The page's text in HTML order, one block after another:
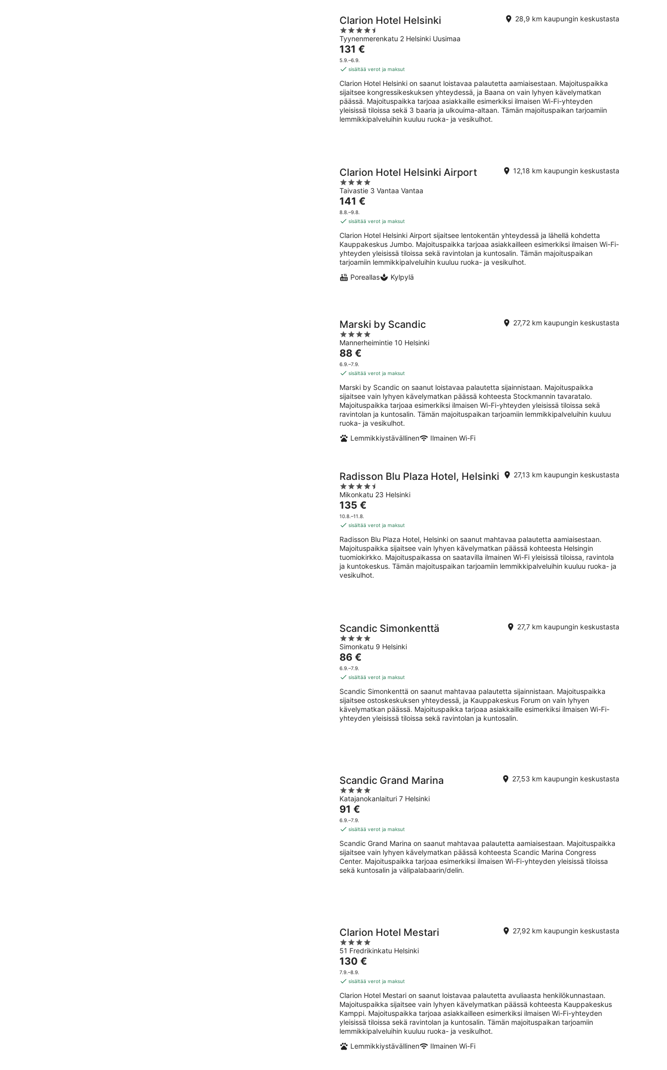
Clarion Hotel Helsinki
4.5
out
of
5
Tyynenmerenkatu 2 Helsinki Uusimaa
28,9 km kaupungin keskustasta
Hinta
on
131 €
yö
131 €
5.9.–6.9.
sisältää verot ja maksut
Clarion Hotel Helsinki on saanut loistavaa palautetta aamiaisestaan. Majoituspaikka
sijaitsee kongressikeskuksen yhteydessä, ja Baana on vain lyhyen kävelymatkan
päässä. Majoituspaikka tarjoaa asiakkaille esimerkiksi ilmaisen Wi-Fi-yhteyden
yleisissä tiloissa sekä 3 baaria ja ulkouima-altaan. Tämän majoituspaikan tarjoamiin
lemmikkipalveluihin kuuluu ruoka- ja vesikulhot.
Clarion Hotel Helsinki Airport
4
out
of
5
Taivastie 3 Vantaa Vantaa
12,18 km kaupungin keskustasta
Hinta
on
141 €
yö
141 €
8.8.–9.8.
sisältää verot ja maksut
Clarion Hotel Helsinki Airport sijaitsee lentokentän yhteydessä ja lähellä kohdetta
Kauppakeskus Jumbo. Majoituspaikka tarjoaa asiakkailleen esimerkiksi ilmaisen Wi-Fi-
yhteyden yleisissä tiloissa sekä ravintolan ja kuntosalin. Tämän majoituspaikan
tarjoamiin lemmikkipalveluihin kuuluu ruoka- ja vesikulhot.
Poreallas
Kylpylä
Marski by Scandic
4
out
of
5
Mannerheimintie 10 Helsinki
27,72 km kaupungin keskustasta
Hinta
on
88 €
yö
88 €
6.9.–7.9.
sisältää verot ja maksut
Marski by Scandic on saanut loistavaa palautetta sijainnistaan. Majoituspaikka
sijaitsee vain lyhyen kävelymatkan päässä kohteesta Stockmannin tavaratalo.
Majoituspaikka tarjoaa esimerkiksi ilmaisen Wi-Fi-yhteyden yleisissä tiloissa sekä
ravintolan ja kuntosalin. Tämän majoituspaikan tarjoamiin lemmikkipalveluihin kuuluu
ruoka- ja vesikulhot.
Lemmikkiystävällinen
Ilmainen Wi-Fi
Radisson Blu Plaza Hotel, Helsinki
4.5
out
of
5
Mikonkatu 23 Helsinki
27,13 km kaupungin keskustasta
Hinta
on
135 €
yö
135 €
10.8.–11.8.
sisältää verot ja maksut
Radisson Blu Plaza Hotel, Helsinki on saanut mahtavaa palautetta aamiaisestaan.
Majoituspaikka sijaitsee vain lyhyen kävelymatkan päässä kohteesta Helsingin
tuomiokirkko. Majoituspaikassa on saatavilla ilmainen Wi-Fi yleisissä tiloissa, ravintola
ja kuntokeskus. Tämän majoituspaikan tarjoamiin lemmikkipalveluihin kuuluu ruoka- ja
vesikulhot.
Scandic Simonkenttä
4
out
of
5
Simonkatu 9 Helsinki
27,7 km kaupungin keskustasta
Hinta
on
86 €
yö
86 €
6.9.–7.9.
sisältää verot ja maksut
Scandic Simonkenttä on saanut mahtavaa palautetta sijainnistaan. Majoituspaikka
sijaitsee ostoskeskuksen yhteydessä, ja Kauppakeskus Forum on vain lyhyen
kävelymatkan päässä. Majoituspaikka tarjoaa asiakkaille esimerkiksi ilmaisen Wi-Fi-
yhteyden yleisissä tiloissa sekä ravintolan ja kuntosalin.
Scandic Grand Marina
4
out
of
5
Katajanokanlaituri 7 Helsinki
27,53 km kaupungin keskustasta
Hinta
on
91 €
yö
91 €
6.9.–7.9.
sisältää verot ja maksut
Scandic Grand Marina on saanut mahtavaa palautetta aamiaisestaan. Majoituspaikka
sijaitsee vain lyhyen kävelymatkan päässä kohteesta Scandic Marina Congress
Center. Majoituspaikka tarjoaa esimerkiksi ilmaisen Wi-Fi-yhteyden yleisissä tiloissa
sekä kuntosalin ja välipalabaarin/delin.
Clarion Hotel Mestari
4
out
of
5
51 Fredrikinkatu Helsinki
27,92 km kaupungin keskustasta
Hinta
on
130 €
yö
130 €
7.9.–8.9.
sisältää verot ja maksut
Clarion Hotel Mestari on saanut loistavaa palautetta avuliaasta henkilökunnastaan.
Majoituspaikka sijaitsee vain lyhyen kävelymatkan päässä kohteesta Kauppakeskus
Kamppi. Majoituspaikka tarjoaa asiakkailleen esimerkiksi ilmaisen Wi-Fi-yhteyden
yleisissä tiloissa sekä ravintolan ja kuntosalin. Tämän majoituspaikan tarjoamiin
lemmikkipalveluihin kuuluu ruoka- ja vesikulhot.
Lemmikkiystävällinen
Ilmainen Wi-Fi